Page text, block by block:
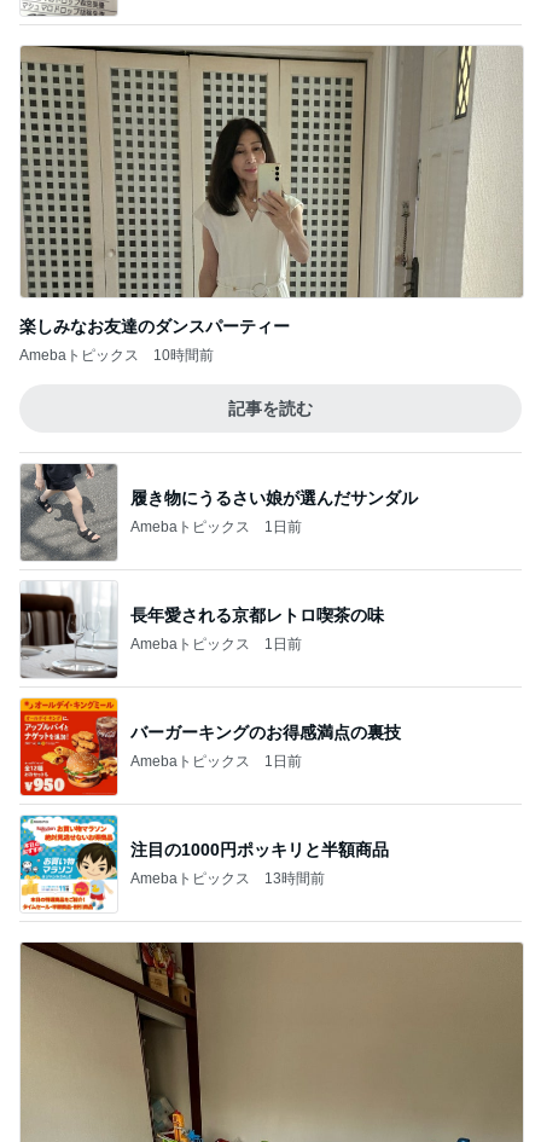
楽しみなお友達のダンスパーティー
Amebaトピックス 10時間前
記事を読む
履き物にうるさい娘が選んだサンダル
Amebaトピックス 1日前
長年愛される京都レトロ喫茶の味
Amebaトピックス 1日前
バーガーキングのお得感満点の裏技
Amebaトピックス 1日前
注目の1000円ポッキリと半額商品
Amebaトピックス 13時間前